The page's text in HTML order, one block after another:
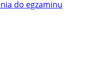
do egzaminu